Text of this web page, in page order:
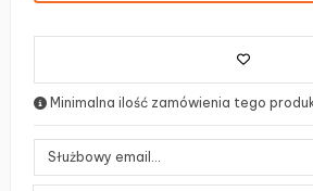
Minimalna ilość zamówienia tego